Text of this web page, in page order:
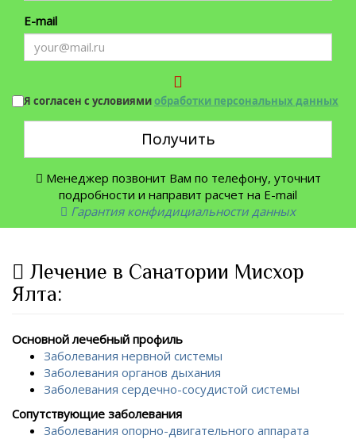
E-mail
Я согласен с условиямиобработки персональных данных
Получить
Менеджер позвонит Вам по телефону, уточнит
подробности и направит расчет на E-mail
Гарантия конфидициальности данных
Лечение в Санатории Мисхор
Ялта:
Основной лечебный профиль
Заболевания нервной системы
Заболевания органов дыхания
Заболевания сердечно-сосудистой системы
Сопутствующие заболевания
Заболевания опорно-двигательного аппарата